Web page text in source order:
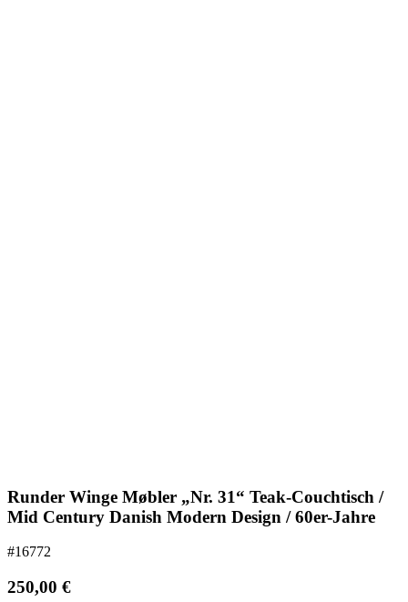
Runder Winge Møbler „Nr. 31“ Teak-Couchtisch /
Mid Century Danish Modern Design / 60er-Jahre
#16772
250,00 €